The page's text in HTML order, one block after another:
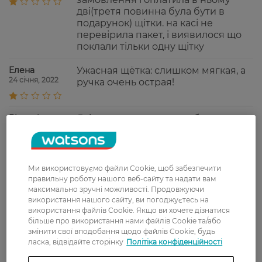
дві(третя повинна була бути в
подарунок) щітки. на касі не
перевірила пакет, і виявилося що
поклали тільки одну щітку
Елена
24 січня, 2022
Ужасная щётка: слишком мягкая, а
ручка очень острая!
Вікторія Якісна. гарно очищає зуби.
Євгенія
4 листопада, 2021
Хорошо что такие незатейливые
щетки еще существуют. Очень
практично! Мне нравятся
больше навороченных.
Марія
12 жовтня, 2021
Хорошее качество при умеренной
цене. Удобная держалка и
оптимальная жёсткость щетины.
Ми використовуємо файли Cookie, щоб забезпечити
правильну роботу нашого веб-сайту та надати вам
максимально зручні можливості. Продовжуючи
використання нашого сайту, ви погоджуєтесь на
використання файлів Cookie. Якщо ви хочете дізнатися
більше про використання нами файлів Cookie та/або
змінити свої вподобання щодо файлів Cookie, будь
ласка, відвідайте сторінку Політіка конфіденційності